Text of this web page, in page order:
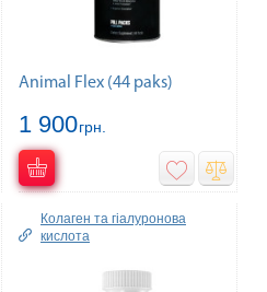
Animal Flex (44 paks)
1 900грн.
Колаген та гiалуронова
кислота